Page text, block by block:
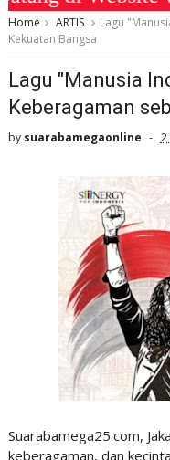
Home ARTIS
Lagu
Kekuatan Bangsa
Lagu "Manusia
Keberagaman
by suarabamegaonline 2
Suarabamega25.com,
keberagaman, dan